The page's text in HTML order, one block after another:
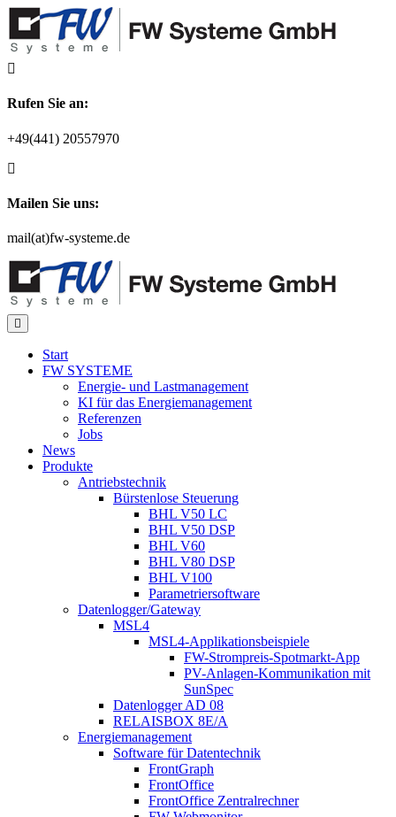
Zum
Inhalt
springen
Rufen Sie an:
+49(441) 20557970
Mailen Sie uns:
mail(at)fw-systeme.de
Start
FW SYSTEME
Energie- und Lastmanagement
KI für das Energiemanagement
Referenzen
Jobs
News
Produkte
Antriebstechnik
Bürstenlose Steuerung
BHL V50 LC
BHL V50 DSP
BHL V60
BHL V80 DSP
BHL V100
Parametriersoftware
Datenlogger/Gateway
MSL4
MSL4-Applikationsbeispiele
FW-Strompreis-Spotmarkt-App
PV-Anlagen-Kommunikation mit
SunSpec
Datenlogger AD 08
RELAISBOX 8E/A
Energiemanagement
Software für Datentechnik
FrontGraph
FrontOffice
FrontOffice Zentralrechner